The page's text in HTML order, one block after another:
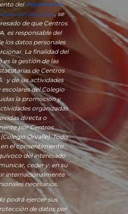
delReglamento
de Datos, se
de que Centros
es responsable del
los datos personales
La finalidad del
la gestión de las
de Centros
y de las actividades
del Colegio
la promoción y
organizadas
directa o
por Centros
Orvalle). Todo
en el consentimiento
del interesado
ceder y, en su
internacionalmente
necesarios.
podrá ejercer sus
de datos por